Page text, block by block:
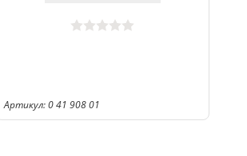
Артикул: 0 41 908 01